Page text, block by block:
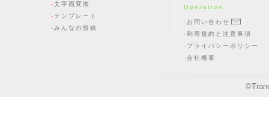
文字画変換
テンプレート
みんなの投稿
Operation
お問い合わせ
利用規約と注意事項
プライバシーポリシー
会社概要
©